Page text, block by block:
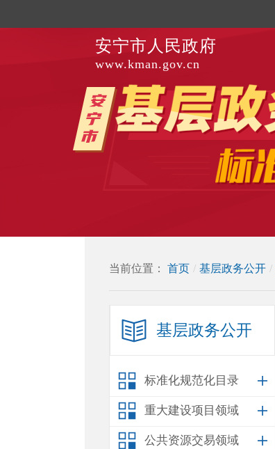
安宁市人民政府
www.kman.gov.cn
当前位置： 首页 / 基层政务公开 /
基层政务公开
标准化规范化目录
重大建设项目领域
公共资源交易领域